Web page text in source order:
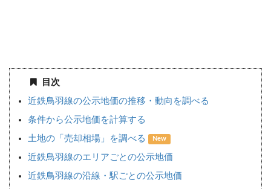
目次
近鉄鳥羽線の公示地価の推移・動向を調べる
条件から公示地価を計算する
土地の「売却相場」を調べる New
近鉄鳥羽線のエリアごとの公示地価
近鉄鳥羽線の沿線・駅ごとの公示地価